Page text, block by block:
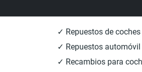
✓ Repuestos de coches
✓ Repuestos automóvil
✓ Recambios para